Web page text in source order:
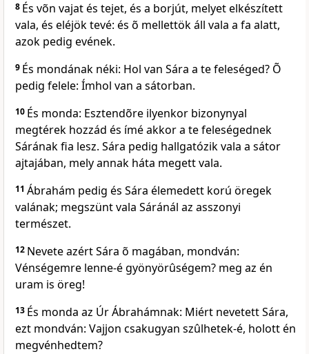
8 És võn vajat és tejet, és a borjút, melyet elkészített
vala, és eléjök tevé: és õ mellettök áll vala a fa alatt,
azok pedig evének.
9 És mondának néki: Hol van Sára a te feleséged? Õ
pedig felele: Ímhol van a sátorban.
10 És monda: Esztendõre ilyenkor bizonynyal
megtérek hozzád és ímé akkor a te feleségednek
Sárának fia lesz. Sára pedig hallgatózik vala a sátor
ajtajában, mely annak háta megett vala.
11 Ábrahám pedig és Sára élemedett korú öregek
valának; megszünt vala Sáránál az asszonyi
természet.
12 Nevete azért Sára õ magában, mondván:
Vénségemre lenne-é gyönyörûségem? meg az én
uram is öreg!
13 És monda az Úr Ábrahámnak: Miért nevetett Sára,
ezt mondván: Vajjon csakugyan szûlhetek-é, holott én
megvénhedtem?